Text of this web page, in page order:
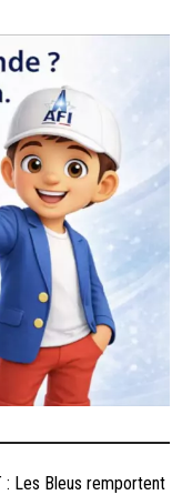
: Les Bleus remportent